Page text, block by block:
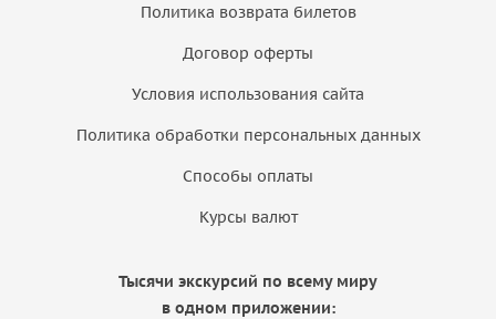
Политика возврата билетов
Договор оферты
Условия использования сайта
Политика обработки персональных данных
Способы оплаты
Курсы валют
Тысячи экскурсий по всему миру
в одном приложении: